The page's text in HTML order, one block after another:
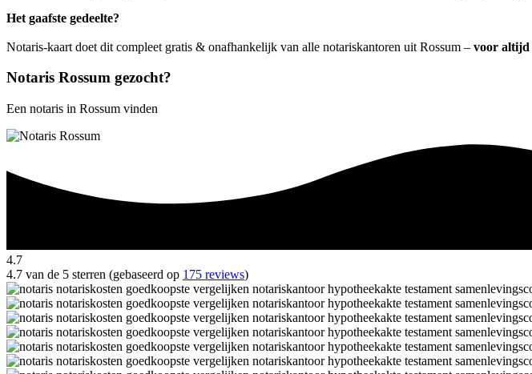
Het gaafste gedeelte?
Notaris-kaart doet dit compleet gratis & onafhankelijk van alle notariskantoren uit Rossum – voor altijd
Notaris Rossum gezocht?
Een notaris in Rossum vinden
4.7
4.7 van de 5 sterren (gebaseerd op 175 reviews)